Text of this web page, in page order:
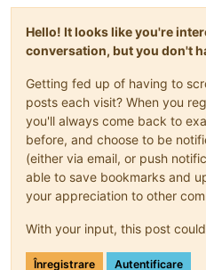
Hello! It looks like you're
conversation, but you don't
Getting fed up of having to
posts each visit? When you
you'll always come back to
before, and choose to be
(either via email, or push
able to save bookmarks and
your appreciation to other
With your input, this post
Înregistrare Autentificare